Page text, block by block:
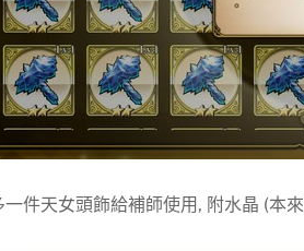
件天女頭飾給補師使用, 附水晶 (本